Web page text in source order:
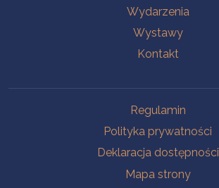
Wydarzenia
Wystawy
Kontakt
Regulamin
Polityka prywatności
Deklaracja dostępności
Mapa strony